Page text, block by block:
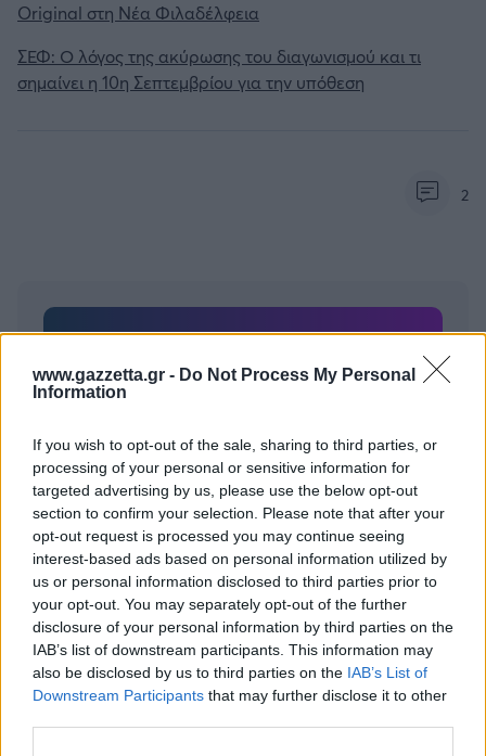
www.gazzetta.gr - Do Not Process My Personal
Information
If you wish to opt-out of the sale, sharing to third parties, or
processing of your personal or sensitive information for
targeted advertising by us, please use the below opt-out
section to confirm your selection. Please note that after your
opt-out request is processed you may continue seeing
interest-based ads based on personal information utilized by
us or personal information disclosed to third parties prior to
your opt-out. You may separately opt-out of the further
disclosure of your personal information by third parties on the
IAB’s list of downstream participants. This information may
also be disclosed by us to third parties on the IAB’s List of
Downstream Participants that may further disclose it to other
Original στη Νέα Φιλαδέλφεια
ΣΕΦ: Ο λόγος της ακύρωσης του διαγωνισμού και τι
σημαίνει η 10η Σεπτεμβρίου για την υπόθεση
2
σου πρέπει να συνδεθείς
Εγγραφή Σύνδεση